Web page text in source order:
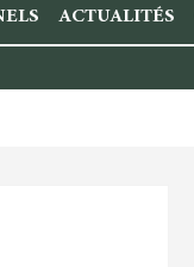
ACTUALITÉS